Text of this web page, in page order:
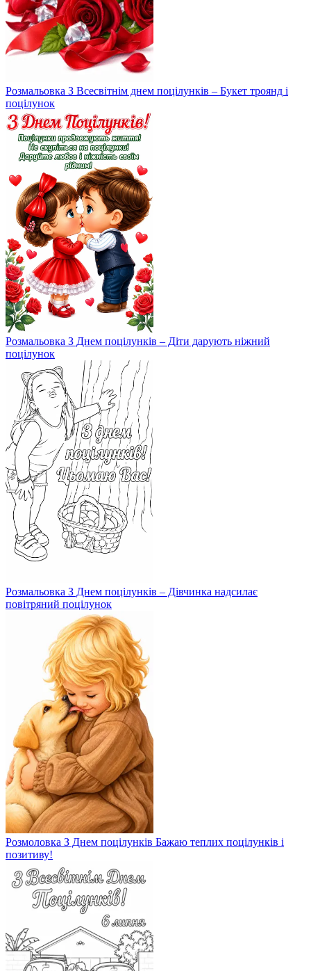
Розмальовка З Всесвітнім днем поцілунків – Букет троянд і
поцілунок
Розмальовка З Днем поцілунків – Діти дарують ніжний
поцілунок
Розмальовка З Днем поцілунків – Дівчинка надсилає
повітряний поцілунок
Розмоловка З Днем поцілунків Бажаю теплих поцілунків і
позитиву!